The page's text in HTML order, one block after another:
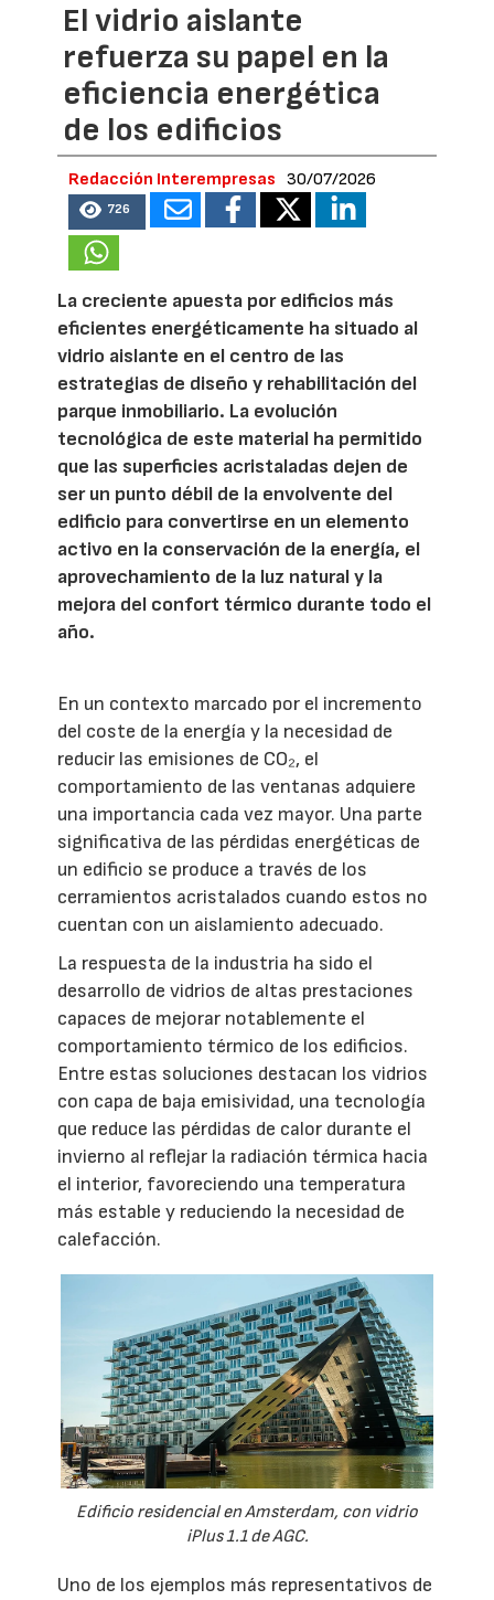
El vidrio aislante
refuerza su papel en la
eficiencia energética
de los edificios
Redacción Interempresas 30/07/2026
726
La creciente apuesta por edificios más
eficientes energéticamente ha situado al
vidrio aislante en el centro de las
estrategias de diseño y rehabilitación del
parque inmobiliario. La evolución
tecnológica de este material ha permitido
que las superficies acristaladas dejen de
ser un punto débil de la envolvente del
edificio para convertirse en un elemento
activo en la conservación de la energía, el
aprovechamiento de la luz natural y la
mejora del confort térmico durante todo el
año.
En un contexto marcado por el incremento
del coste de la energía y la necesidad de
reducir las emisiones de CO₂, el
comportamiento de las ventanas adquiere
una importancia cada vez mayor. Una parte
significativa de las pérdidas energéticas de
un edificio se produce a través de los
cerramientos acristalados cuando estos no
cuentan con un aislamiento adecuado.
La respuesta de la industria ha sido el
desarrollo de vidrios de altas prestaciones
capaces de mejorar notablemente el
comportamiento térmico de los edificios.
Entre estas soluciones destacan los vidrios
con capa de baja emisividad, una tecnología
que reduce las pérdidas de calor durante el
invierno al reflejar la radiación térmica hacia
el interior, favoreciendo una temperatura
más estable y reduciendo la necesidad de
calefacción.
Edificio residencial en Amsterdam, con vidrio
iPlus 1.1 de AGC.
Uno de los ejemplos más representativos de